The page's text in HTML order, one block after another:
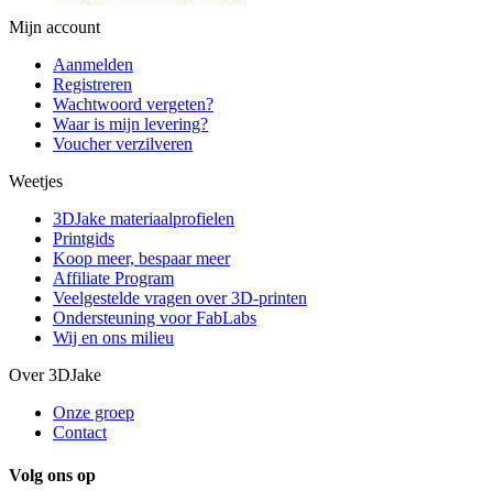
Mijn account
Aanmelden
Registreren
Wachtwoord vergeten?
Waar is mijn levering?
Voucher verzilveren
Weetjes
3DJake materiaalprofielen
Printgids
Koop meer, bespaar meer
Affiliate Program
Veelgestelde vragen over 3D-printen
Ondersteuning voor FabLabs
Wij en ons milieu
Over 3DJake
Onze groep
Contact
Volg ons op